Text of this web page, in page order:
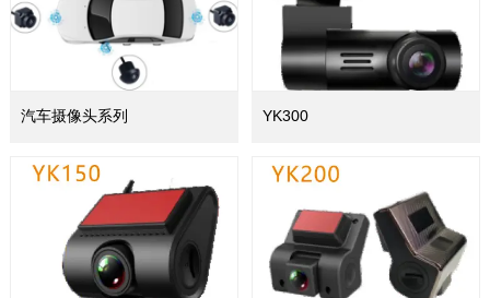
汽车摄像头系列 YK300